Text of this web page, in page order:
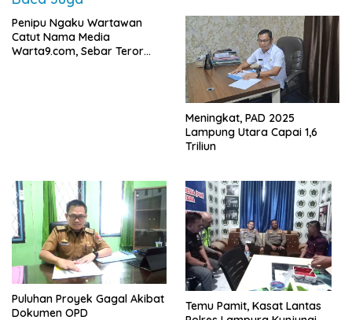
Penipu Ngaku Wartawan
Catut Nama Media
Warta9.com, Sebar Teror
Meningkat, PAD 2025
Lampung Utara Capai 1,6
Triliun
Puluhan Proyek Gagal Akibat
Dokumen OPD
Temu Pamit, Kasat Lantas